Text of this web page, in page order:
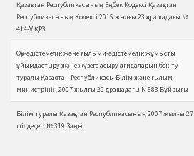
Қазақстан Республикасының Еңбек Кодексі Қазақстан
Республикасының Кодексі 2015 жылғы 23 қарашадағы №
414-V ҚРЗ
Оқу-әдістемелік және ғылыми-әдістемелік жұмысты
ұйымдастыру және жүзеге асыру қағидаларын бекіту
туралы Қазақстан Республикасы Білім және ғылым
министрінің 2007 жылғы 29 қарашадағы N 583 Бұйрығы
Білім туралы Қазақстан Республикасының 2007 жылғы 27
шілдедегі № 319 Заңы